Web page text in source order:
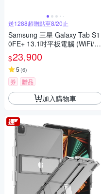
送1288超贈點至8/20止
Samsung 三星 Galaxy Tab S1
0FE+ 13.1吋平板電腦 (WiFi/12
G/256GB) X620
$23,900
5 (6)
券 贈品
加入購物車